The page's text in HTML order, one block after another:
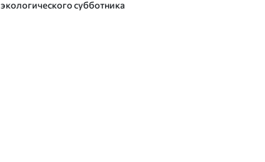
экологического субботника